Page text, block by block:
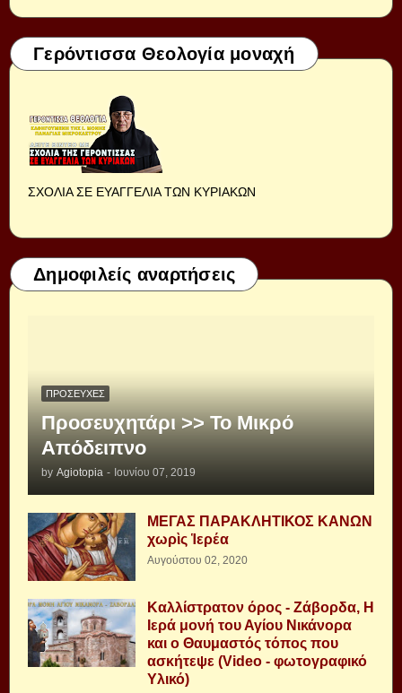
Γερόντισσα Θεολογία μοναχή
ΣΧΟΛΙΑ ΣΕ ΕΥΑΓΓΕΛΙΑ ΤΩΝ ΚΥΡΙΑΚΩΝ
Δημοφιλείς αναρτήσεις
ΠΡΟΣΕΥΧΈΣ
Προσευχητάρι >> Το Μικρό
Απόδειπνο
by Agiotopia - Ιουνίου 07, 2019
ΜΕΓΑΣ ΠΑΡΑΚΛΗΤΙΚΟΣ ΚΑΝΩΝ
χωρὶς Ἱερέα
Αυγούστου 02, 2020
Καλλίστρατον όρος - Ζάβορδα, Η
Ιερά μονή του Αγίου Νικάνορα
και ο Θαυμαστός τόπος που
ασκήτεψε (Video - φωτογραφικό
Υλικό)